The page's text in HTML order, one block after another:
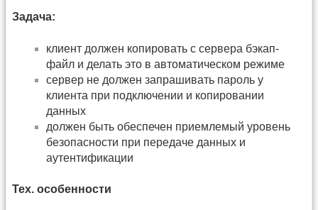
Задача:
клиент должен копировать с сервера бэкап-
файл и делать это в автоматическом режиме
сервер не должен запрашивать пароль у
клиента при подключении и копировании
данных
должен быть обеспечен приемлемый уровень
безопасности при передаче данных и
аутентификации
Тех. особенности